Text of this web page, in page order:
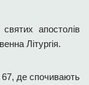
апостолів
Літургія.
де спочивають